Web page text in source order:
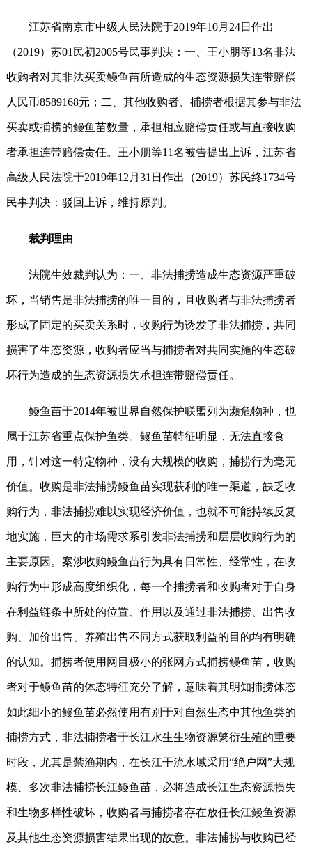
江苏省南京市中级人民法院于2019年10月24日作出
（2019）苏01民初2005号民事判决：一、王小朋等13名非法
收购者对其非法买卖鳗鱼苗所造成的生态资源损失连带赔偿
人民币8589168元；二、其他收购者、捕捞者根据其参与非法
买卖或捕捞的鳗鱼苗数量，承担相应赔偿责任或与直接收购
者承担连带赔偿责任。王小朋等11名被告提出上诉，江苏省
高级人民法院于2019年12月31日作出（2019）苏民终1734号
民事判决：驳回上诉，维持原判。
裁判理由
法院生效裁判认为：一、非法捕捞造成生态资源严重破
坏，当销售是非法捕捞的唯一目的，且收购者与非法捕捞者
形成了固定的买卖关系时，收购行为诱发了非法捕捞，共同
损害了生态资源，收购者应当与捕捞者对共同实施的生态破
坏行为造成的生态资源损失承担连带赔偿责任。
鳗鱼苗于2014年被世界自然保护联盟列为濒危物种，也
属于江苏省重点保护鱼类。鳗鱼苗特征明显，无法直接食
用，针对这一特定物种，没有大规模的收购，捕捞行为毫无
价值。收购是非法捕捞鳗鱼苗实现获利的唯一渠道，缺乏收
购行为，非法捕捞难以实现经济价值，也就不可能持续反复
地实施，巨大的市场需求系引发非法捕捞和层层收购行为的
主要原因。案涉收购鳗鱼苗行为具有日常性、经常性，在收
购行为中形成高度组织化，每一个捕捞者和收购者对于自身
在利益链条中所处的位置、作用以及通过非法捕捞、出售收
购、加价出售、养殖出售不同方式获取利益的目的均有明确
的认知。捕捞者使用网目极小的张网方式捕捞鳗鱼苗，收购
者对于鳗鱼苗的体态特征充分了解，意味着其明知捕捞体态
如此细小的鳗鱼苗必然使用有别于对自然生态中其他鱼类的
捕捞方式，非法捕捞者于长江水生生物资源繁衍生殖的重要
时段，尤其是禁渔期内，在长江干流水域采用“绝户网”大规
模、多次非法捕捞长江鳗鱼苗，必将造成长江生态资源损失
和生物多样性破坏，收购者与捕捞者存在放任长江鳗鱼资源
及其他生态资源损害结果出现的故意。非法捕捞与收购已经